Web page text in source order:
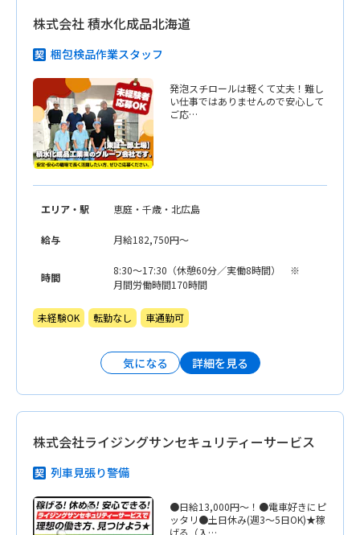
株式会社 積水化成品北海道
梱包検品作業スタッフ
発泡スチロールは軽くて丈夫！難し
い仕事ではありませんので安心して
ご応…
エリア・駅 恵庭・千歳・北広島
給与 月給182,750円〜
時間
8:30〜17:30（休憩60分／実働8時間） ※
月間労働時間170時間
未経験OK 転勤なし 車通勤可
気になる 詳細を見る
株式会社ライジングサンセキュリティーサービス
列車見張り警備
●日給13,000円〜！●電車好きにピ
ッタリ●土日休み(週3〜5日OK)★稼
げる（入…